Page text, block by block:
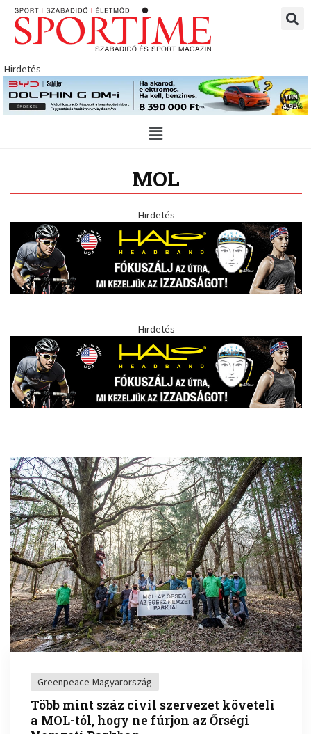
Skip
content
Hirdetés
Main
Menu
MOL
Hirdetés
Hirdetés
Greenpeace Magyarország
Több mint száz civil szervezet követeli
a MOL-tól, hogy ne fúrjon az Őrségi